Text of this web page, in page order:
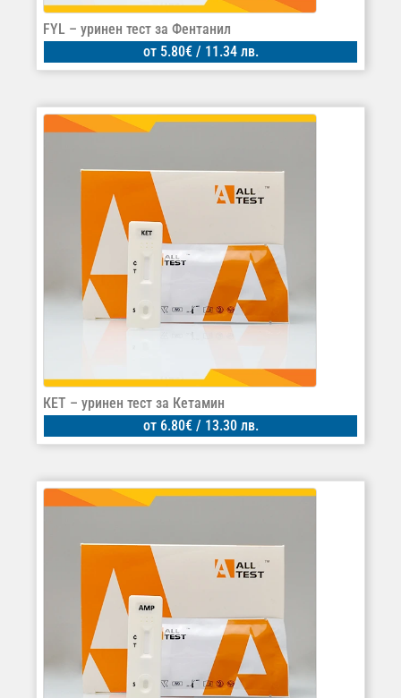
FYL – уринен тест за Фентанил
от 5.80€/ 11.34 лв.
КЕТ – уринен тест за Кетамин
от 6.80€/ 13.30 лв.